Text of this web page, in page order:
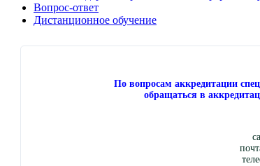
Вопрос-ответ
Дистанционное обучение
По вопросам аккредитации
обращаться в